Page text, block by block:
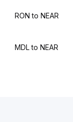
RON to NEAR
MDL to NEAR